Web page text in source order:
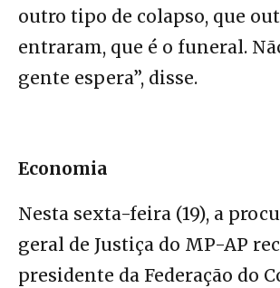
outro tipo de colapso, que
entraram, que é o funeral.
gente espera”, disse.
Economia
Nesta sexta-feira (19), a
geral de Justiça do MP-AP
presidente da Federação do